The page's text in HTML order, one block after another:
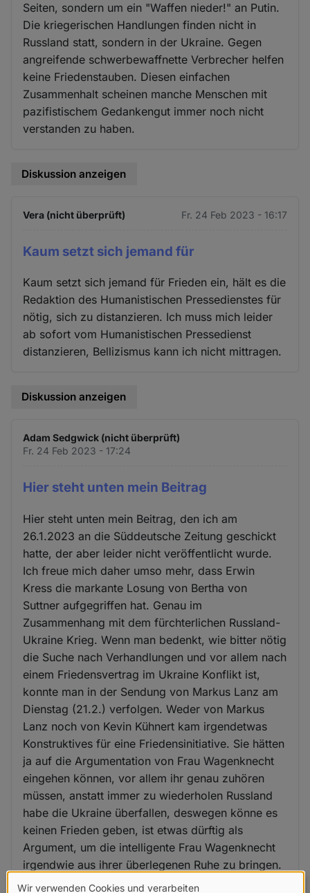
Seiten, sondern um ein "Waffen nieder!" an Putin.
Die kriegerischen Handlungen finden nicht in
Russland statt, sondern in der Ukraine. Gegen
angreifende schwerbewaffnette Verbrecher helfen
keine Friedenstauben. Diesen einfachen
Zusammenhalt scheinen manche Menschen mit
pazifistischem Gedankengut immer noch nicht
verstanden zu haben.
Diskussion anzeigen
Vera (nicht überprüft) Fr. 24 Feb 2023 - 16:17
Kaum setzt sich jemand für
Kaum setzt sich jemand für Frieden ein, hält es die
Redaktion des Humanistischen Pressedienstes für
nötig, sich zu distanzieren. Ich muss mich leider
ab sofort vom Humanistischen Pressedienst
distanzieren, Bellizismus kann ich nicht mittragen.
Diskussion anzeigen
Adam Sedgwick (nicht überprüft)
Fr. 24 Feb 2023 - 17:24
Hier steht unten mein Beitrag
Hier steht unten mein Beitrag, den ich am
26.1.2023 an die Süddeutsche Zeitung geschickt
hatte, der aber leider nicht veröffentlicht wurde.
Ich freue mich daher umso mehr, dass Erwin
Kress die markante Losung von Bertha von
Suttner aufgegriffen hat. Genau im
Zusammenhang mit dem fürchterlichen Russland-
Ukraine Krieg. Wenn man bedenkt, wie bitter nötig
die Suche nach Verhandlungen und vor allem nach
einem Friedensvertrag im Ukraine Konflikt ist,
konnte man in der Sendung von Markus Lanz am
Dienstag (21.2.) verfolgen. Weder von Markus
Lanz noch von Kevin Kühnert kam irgendetwas
Konstruktives für eine Friedensinitiative. Sie hätten
ja auf die Argumentation von Frau Wagenknecht
eingehen können, vor allem ihr genau zuhören
müssen, anstatt immer zu wiederholen Russland
habe die Ukraine überfallen, deswegen könne es
keinen Frieden geben, ist etwas dürftig als
Argument, um die intelligente Frau Wagenknecht
irgendwie aus ihrer überlegenen Ruhe zu bringen.
Wir verwenden Cookies und verarbeiten